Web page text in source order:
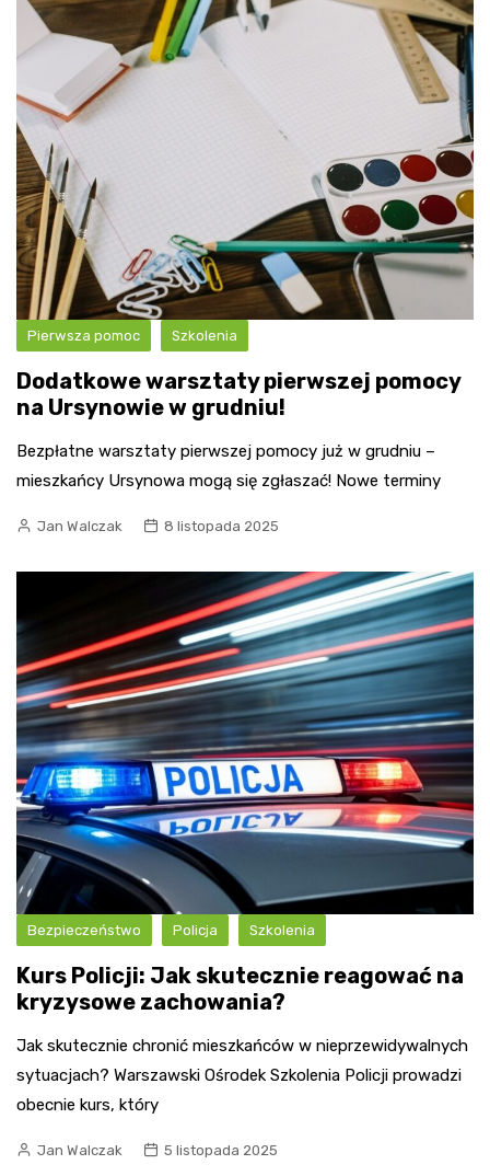
Pierwsza pomoc Szkolenia
Dodatkowe warsztaty pierwszej pomocy
na Ursynowie w grudniu!
Bezpłatne warsztaty pierwszej pomocy już w grudniu –
mieszkańcy Ursynowa mogą się zgłaszać! Nowe terminy
Jan Walczak 8 listopada 2025
Bezpieczeństwo Policja Szkolenia
Kurs Policji: Jak skutecznie reagować na
kryzysowe zachowania?
Jak skutecznie chronić mieszkańców w nieprzewidywalnych
sytuacjach? Warszawski Ośrodek Szkolenia Policji prowadzi
obecnie kurs, który
Jan Walczak 5 listopada 2025